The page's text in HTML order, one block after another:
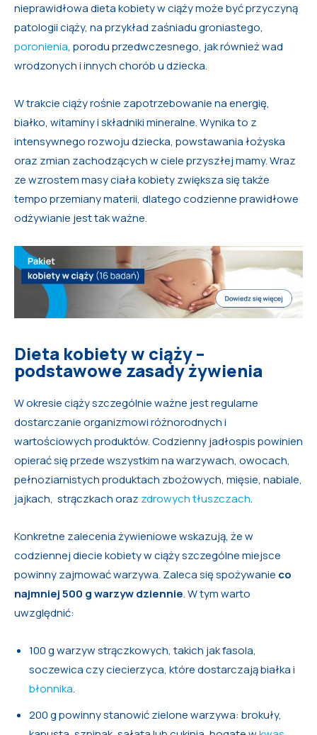
nieprawidłowa dieta kobiety w ciąży może być przyczyną
patologii ciąży, na przykład zaśniadu groniastego,
poronienia, porodu przedwczesnego, jak również wad
wrodzonych i innych chorób u dziecka.
W trakcie ciąży rośnie zapotrzebowanie na energię,
białko, witaminy i składniki mineralne. Wynika to z
intensywnego rozwoju dziecka, powstawania łożyska
oraz zmian zachodzących w ciele przyszłej mamy. Wraz
ze wzrostem masy ciała kobiety zwiększa się także
tempo przemiany materii, dlatego codzienne prawidłowe
odżywianie jest tak ważne.
Dieta kobiety w ciąży –
podstawowe zasady żywienia
W okresie ciąży szczególnie ważne jest regularne
dostarczanie organizmowi różnorodnych i
wartościowych produktów. Codzienny jadłospis powinien
opierać się przede wszystkim na warzywach, owocach,
pełnoziarnistych produktach zbożowych, mięsie, nabiale,
jajkach, strączkach oraz zdrowych tłuszczach.
Konkretne zalecenia żywieniowe wskazują, że w
codziennej diecie kobiety w ciąży szczególne miejsce
powinny zajmować warzywa. Zaleca się spożywanie co
najmniej 500 g warzyw dziennie. W tym warto
uwzględnić:
100 g warzyw strączkowych, takich jak fasola,
soczewica czy ciecierzyca, które dostarczają białka i
błonnika.
200 g powinny stanowić zielone warzywa: brokuły,